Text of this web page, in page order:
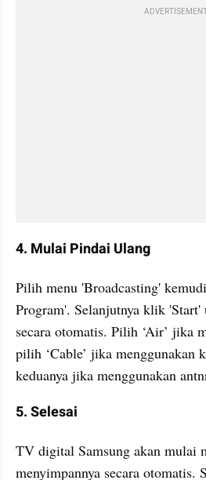
4. Mulai Pindai Ulang
Pilih menu 'Broadcasting'
Program'. Selanjutnya klik
secara otomatis. Pilih ‘Air’ jika
pilih ‘Cable’ jika menggunakan
keduanya jika menggunakan
5. Selesai
TV digital Samsung akan mulai
menyimpannya secara otomatis.